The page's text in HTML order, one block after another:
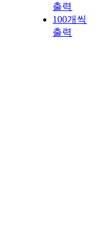
출력
100개씩
출력